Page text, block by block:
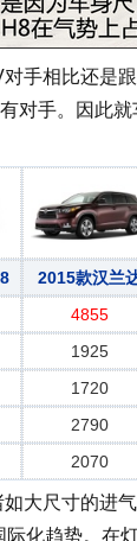
手相比还是
对手。因此
2015款汉兰
4855
1925
1720
2790
2070
大尺寸的进
化趋势。在